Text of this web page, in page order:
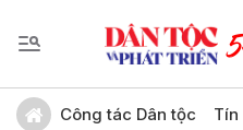
Công tác Dân tộc
Gửi bình luận